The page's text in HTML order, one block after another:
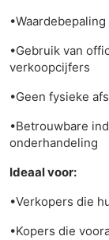
•Gebruik van
verkoopcijfers
•Geen fysieke
•Betrouwbare
onderhandeling
Ideaal voor:
•Verkopers die
•Kopers die